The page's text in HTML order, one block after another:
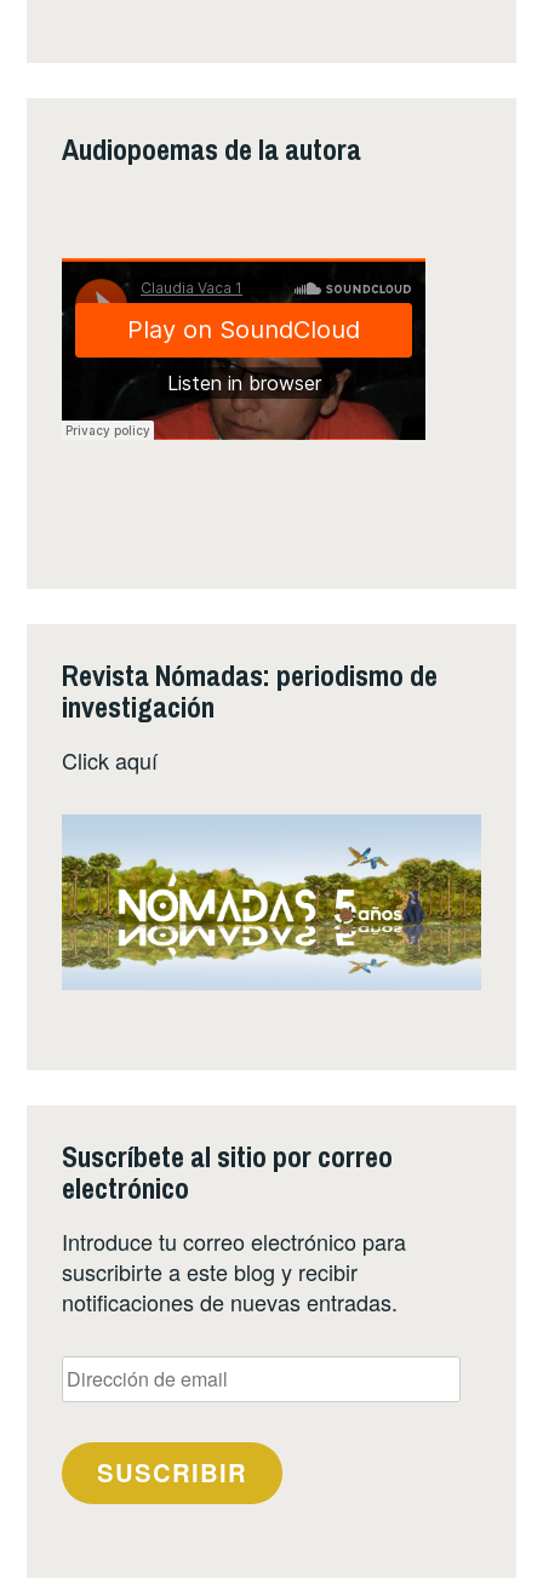
Audiopoemas de la autora
Revista Nómadas: periodismo de
investigación
Clickaquí
Suscríbete al sitio por correo
electrónico
Introduce tu correo electrónico para
suscribirte a este blog y recibir
notificaciones de nuevas entradas.
Dirección
de
SUSCRIBIR